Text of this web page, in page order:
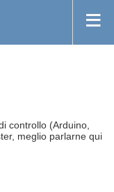
controllo (Arduino,
meglio parlarne qui